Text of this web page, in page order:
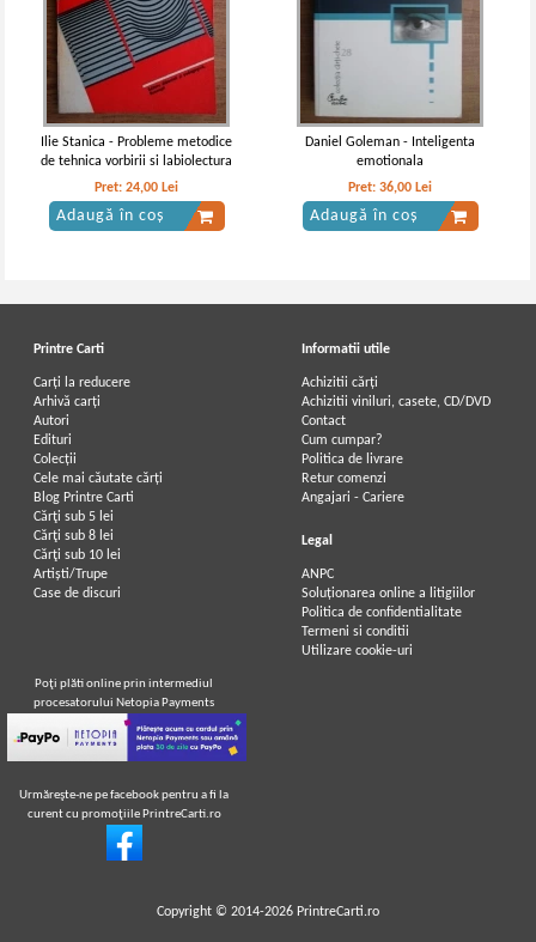
Ilie Stanica - Probleme metodice
de tehnica vorbirii si labiolectura
Pret:24,00 Lei
Adaugă în coș
Daniel Goleman - Inteligenta
emotionala
Pret:36,00 Lei
Adaugă în coș
Printre Carti
Carți la reducere
Arhivă carți
Autori
Edituri
Colecții
Cele mai căutate cărți
Blog Printre Carti
Cărţi sub 5 lei
Cărţi sub 8 lei
Cărţi sub 10 lei
Artiști/Trupe
Case de discuri
Informatii utile
Achizitii cărți
Achizitii viniluri, casete, CD/DVD
Contact
Cum cumpar?
Politica de livrare
Retur comenzi
Angajari - Cariere
Legal
ANPC
Soluționarea online a litigiilor
Politica de confidentialitate
Termeni si conditii
Utilizare cookie-uri
Poţi plăti online prin intermediul
procesatorului Netopia Payments
Urmăreşte-ne pe facebook pentru a fi la
curent cu promoţiile PrintreCarti.ro
Copyright © 2014-2026 PrintreCarti.ro